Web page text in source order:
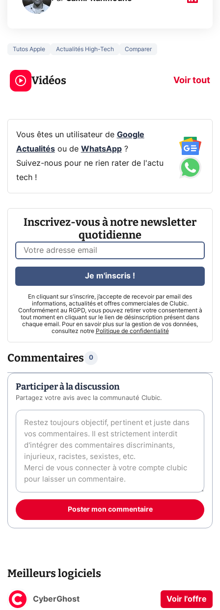
Tutos Apple Actualités High-Tech Comparer
Vidéos Voir tout
5 générations de
jeux dans la
prochaine Xbox !
navigation
Vous êtes un utilisateur de Google
Actualitésou de WhatsApp?
Suivez-nous pour ne rien rater de l'actu
tech !
Inscrivez-vous à notre newsletter
quotidienne
En cliquant sur s'inscrire, j’accepte de recevoir par email des
informations, actualités et offres commerciales de Clubic.
Conformément au RGPD, vous pouvez retirer votre consentement à
tout moment en cliquant sur le lien de désinscription présent dans
chaque email. Pour en savoir plus sur la gestion de vos données,
consultez notre Politique de confidentialité
Je m'inscris !
Commentaires 0
Participer à la discussion
Partagez votre avis avec la communauté Clubic.
Poster mon commentaire
Meilleurs logiciels
CyberGhost Voir l'offre